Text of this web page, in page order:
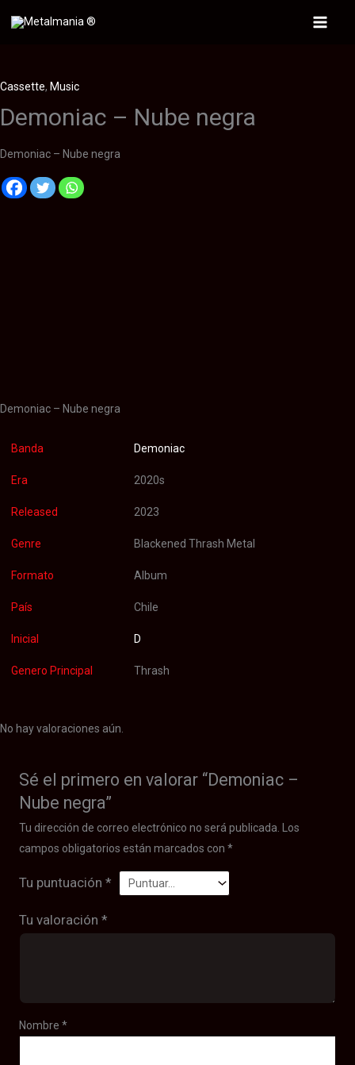
Main
Cassette, Music
Demoniac – Nube negra
Demoniac – Nube negra
Demoniac – Nube negra
Banda Demoniac
Era 2020s
Released 2023
Genre Blackened Thrash Metal
Formato Album
País Chile
Inicial D
Genero Principal Thrash
No hay valoraciones aún.
Sé el primero en valorar “Demoniac –
Nube negra”
Tu dirección de correo electrónico no será publicada.
Los
campos obligatorios están marcados con*
Tu puntuación*
Tu valoración*
Nombre*